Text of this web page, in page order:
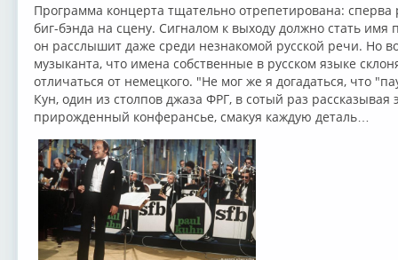
Программа концерта тщательно отрепетирована:
биг-бэнда на сцену. Сигналом к выходу должно стать имя
он расслышит даже среди незнакомой русской речи. Но
музыканта, что имена собственные в русском языке
отличаться от немецкого. "Не мог же я догадаться, что
Кун, один из столпов джаза ФРГ, в сотый раз
прирожденный конферансье, смакуя каждую деталь…